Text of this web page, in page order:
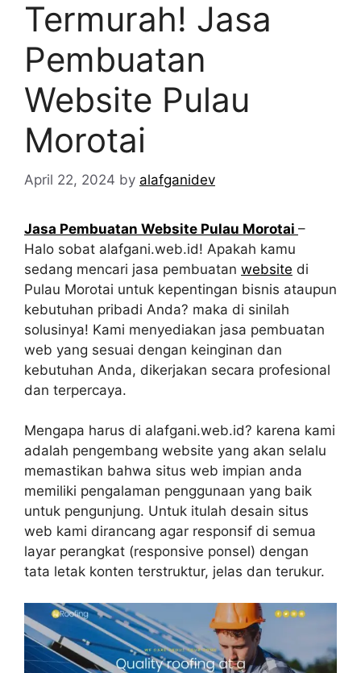
Termurah! Jasa
Pembuatan
Website Pulau
Morotai
April 22, 2024 by alafganidev
Jasa Pembuatan Website Pulau Morotai –
Halo sobat alafgani.web.id! Apakah kamu
sedang mencari jasa pembuatan website di
Pulau Morotai untuk kepentingan bisnis ataupun
kebutuhan pribadi Anda? maka di sinilah
solusinya! Kami menyediakan jasa pembuatan
web yang sesuai dengan keinginan dan
kebutuhan Anda, dikerjakan secara profesional
dan terpercaya.
Mengapa harus di alafgani.web.id? karena kami
adalah pengembang website yang akan selalu
memastikan bahwa situs web impian anda
memiliki pengalaman penggunaan yang baik
untuk pengunjung. Untuk itulah desain situs
web kami dirancang agar responsif di semua
layar perangkat (responsive ponsel) dengan
tata letak konten terstruktur, jelas dan terukur.